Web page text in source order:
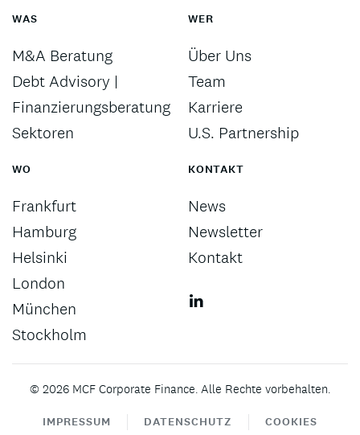
WAS
M&A Beratung
Debt Advisory |
Finanzierungsberatung
Sektoren
WER
Über Uns
Team
Karriere
U.S. Partnership
WO
Frankfurt
Hamburg
Helsinki
London
München
Stockholm
KONTAKT
News
Newsletter
Kontakt
© 2026 MCF Corporate Finance. Alle Rechte vorbehalten.
IMPRESSUM DATENSCHUTZ COOKIES